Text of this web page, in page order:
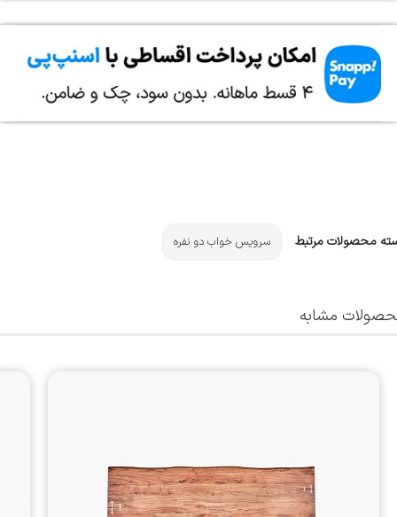
محصولات مرتبط سرویس خواب دو نفره
مشابه